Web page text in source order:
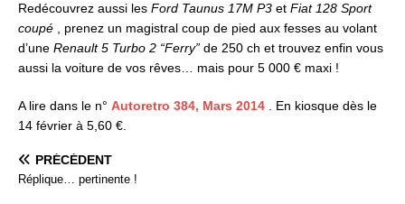
Redécouvrez aussi les Ford Taunus 17M P3 et Fiat 128 Sport
coupé , prenez un magistral coup de pied aux fesses au volant
d’une Renault 5 Turbo 2 “Ferry” de 250 ch et trouvez enfin vous
aussi la voiture de vos rêves… mais pour 5 000 € maxi !
A lire dans le n° Autoretro 384, Mars 2014 . En kiosque dès le
14 février à 5,60 €.
PRÉCÉDENT
Réplique… pertinente !